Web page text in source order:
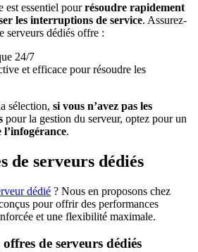
est essentiel pourrésoudre rapidement
les interruptions de service. Assurez-
serveurs dédiés offre :
24/7
et efficace pour résoudre les
sélection, si vous n’avez pas les
pour la gestion du serveur, optez pour un
.
de serveurs dédiés
dédié ? Nous en proposons chez
pour offrir des performances
et une flexibilité maximale.
de serveurs dédiés